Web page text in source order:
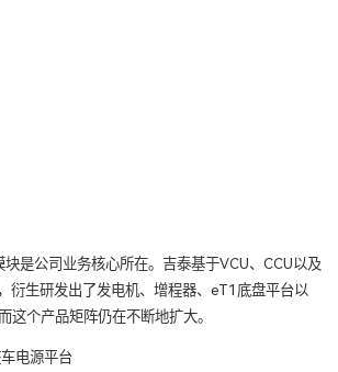
是公司业务核心所在。吉泰基于VCU、CCU以及
衍生研发出了发电机、增程器、eT1底盘平台以
这个产品矩阵仍在不断地扩大。
电源平台